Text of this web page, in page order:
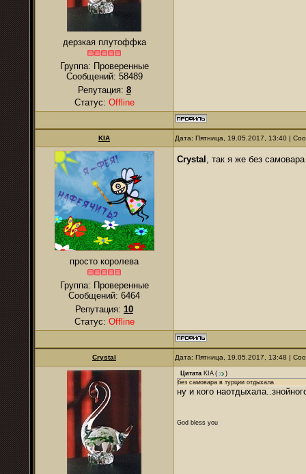
дерзкая плутоффка
Группа: Проверенные
Сообщений: 58489
Репутация: 8
Статус: Offline
KIA Дата: Пятница, 19.05.2017, 13:40 |
просто королева
Группа: Проверенные
Сообщений: 6464
Репутация: 10
Статус: Offline
Crystal , так я же без
Crystal Дата: Пятница, 19.05.2017, 13:48 |
Цитата KIA(
)
без самовара в турции отдыхала
ну и кого
God bless you